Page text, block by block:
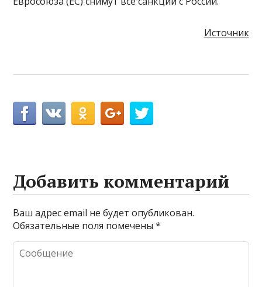
Источник
Добавить комментарий
Ваш адрес email не будет опубликован.
Обязательные поля помечены*